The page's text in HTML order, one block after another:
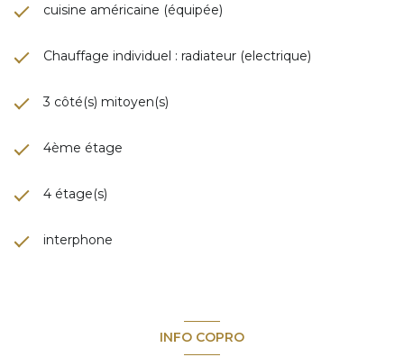
cuisine américaine (équipée)
Chauffage individuel : radiateur (electrique)
3 côté(s) mitoyen(s)
4ème étage
4 étage(s)
interphone
INFO COPRO